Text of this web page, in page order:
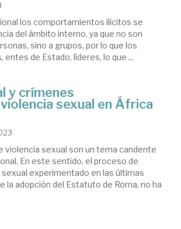
los comportamientos ilícitos se
del ámbito interno, ya que no son
sino a grupos, por lo que los
de Estado, líderes, lo que ...
y crímenes
sexual en África
violencia sexual son un tema candente
En este sentido, el proceso de
experimentado en las últimas
la adopción del Estatuto de Roma, no ha